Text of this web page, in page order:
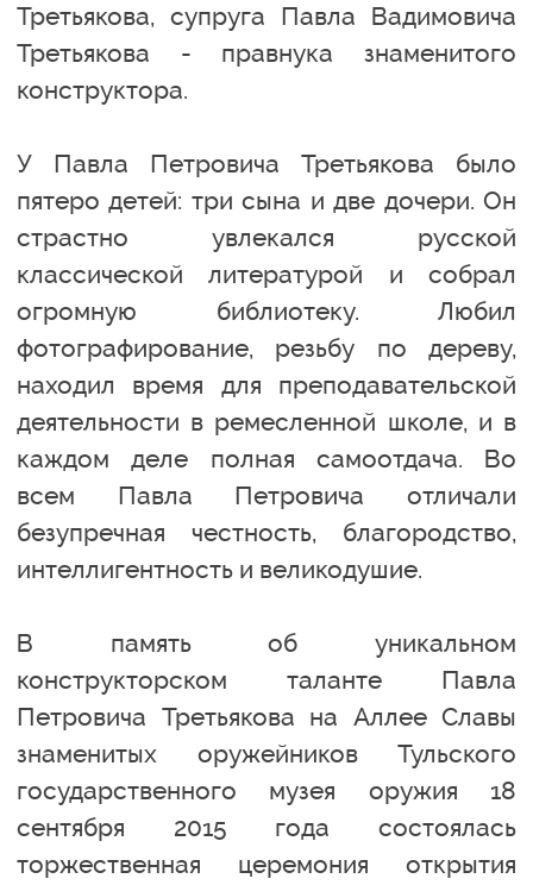
Третьякова, супруга Павла Вадимовича
Третьякова - правнука знаменитого
конструктора.
У Павла Петровича Третьякова было
пятеро детей: три сына и две дочери. Он
страстно увлекался русской
классической литературой и собрал
огромную библиотеку. Любил
фотографирование, резьбу по дереву,
находил время для преподавательской
деятельности в ремесленной школе, и в
каждом деле полная самоотдача. Во
всем Павла Петровича отличали
безупречная честность, благородство,
интеллигентность и великодушие.
В память об уникальном
конструкторском таланте Павла
Петровича Третьякова на Аллее Славы
знаменитых оружейников Тульского
государственного музея оружия 18
сентября 2015 года состоялась
торжественная церемония открытия